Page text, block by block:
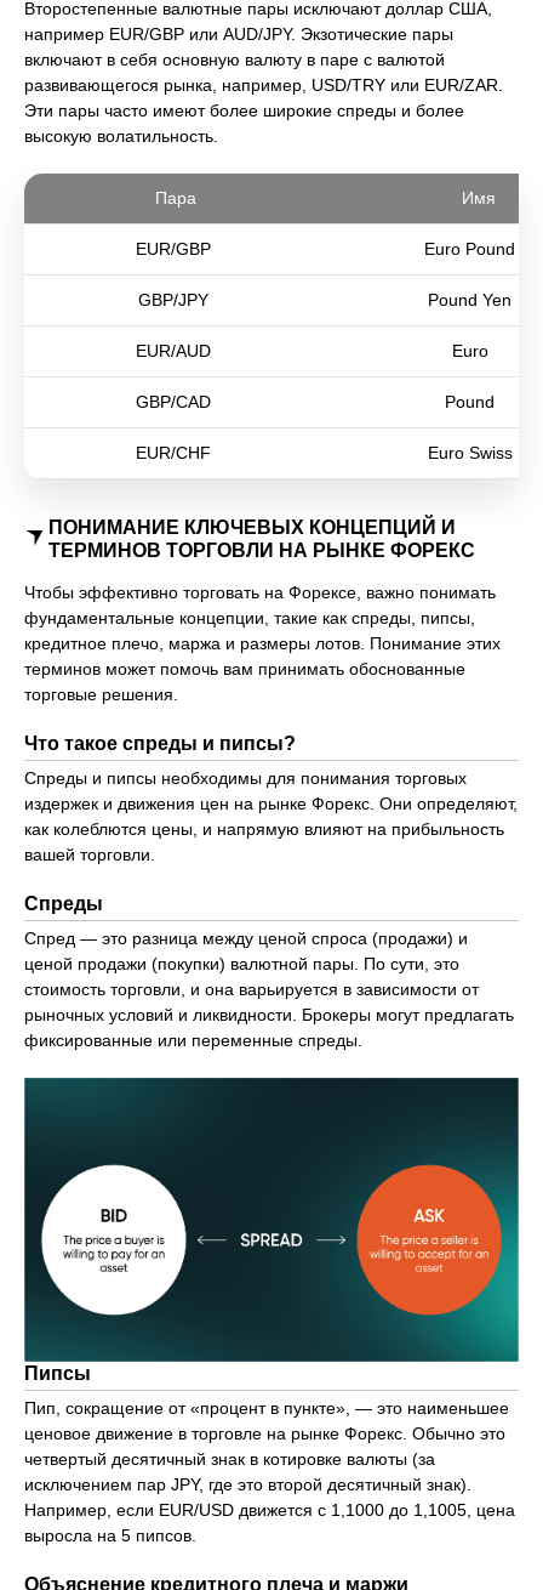
Второстепенные валютные пары исключают доллар США,
например EUR/GBP или AUD/JPY. Экзотические пары
включают в себя основную валюту в паре с валютой
развивающегося рынка, например, USD/TRY или EUR/ZAR.
Эти пары часто имеют более широкие спреды и более
высокую волатильность.
Пара Имя
EUR/GBP Euro Pound
GBP/JPY Pound Yen
EUR/AUD Euro
GBP/CAD Pound
EUR/CHF Euro Swiss
ПОНИМАНИЕ КЛЮЧЕВЫХ КОНЦЕПЦИЙ И
ТЕРМИНОВ ТОРГОВЛИ НА РЫНКЕ ФОРЕКС
Чтобы эффективно торговать на Форексе, важно понимать
фундаментальные концепции, такие как спреды, пипсы,
кредитное плечо, маржа и размеры лотов. Понимание этих
терминов может помочь вам принимать обоснованные
торговые решения.
Что такое спреды и пипсы?
Спреды и пипсы необходимы для понимания торговых
издержек и движения цен на рынке Форекс. Они определяют,
как колеблются цены, и напрямую влияют на прибыльность
вашей торговли.
Спреды
Спред — это разница между ценой спроса (продажи) и
ценой продажи (покупки) валютной пары. По сути, это
стоимость торговли, и она варьируется в зависимости от
рыночных условий и ликвидности. Брокеры могут предлагать
фиксированные или переменные спреды.
Пипсы
Пип, сокращение от «процент в пункте», — это наименьшее
ценовое движение в торговле на рынке Форекс. Обычно это
четвертый десятичный знак в котировке валюты (за
исключением пар JPY, где это второй десятичный знак).
Например, если EUR/USD движется с 1,1000 до 1,1005, цена
выросла на 5 пипсов.
Объяснение кредитного плеча и маржи